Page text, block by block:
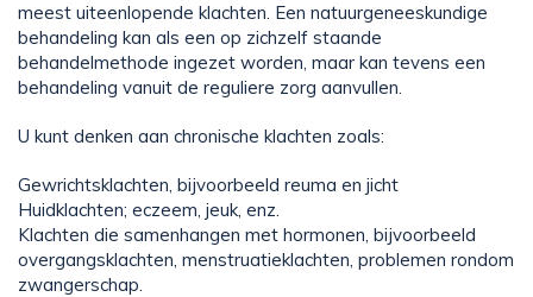
meest uiteenlopende klachten. Een natuurgeneeskundige
behandeling kan als een op zichzelf staande
behandelmethode ingezet worden, maar kan tevens een
behandeling vanuit de reguliere zorg aanvullen.
U kunt denken aan chronische klachten zoals:
Gewrichtsklachten, bijvoorbeeld reuma en jicht
Huidklachten; eczeem, jeuk, enz.
Klachten die samenhangen met hormonen, bijvoorbeeld
overgangsklachten, menstruatieklachten, problemen rondom
zwangerschap.